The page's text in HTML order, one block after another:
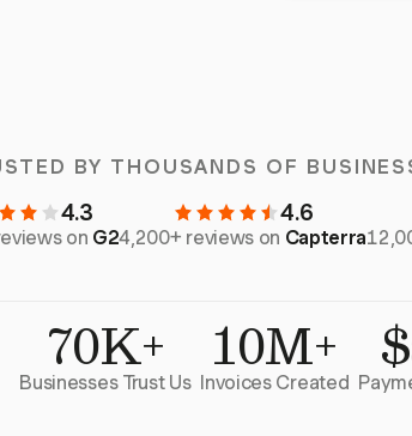
BY THOUSANDS OF
4.3
on G2
4.6
4,200+ reviews on Capterra
70K+
Businesses Trust Us 10M+
Invoices Created